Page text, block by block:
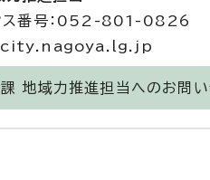
番号：052-801-0826
地域力推進担当へのお問い